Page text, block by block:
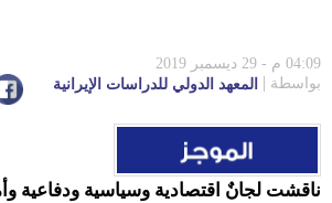
04:09 م - 29 ديسمبر 2019
بواسطة
المعهد الدولي للدراسات الإيرانية
ناقشت لجانٌ اقتصادية وسياسية ودفاعية